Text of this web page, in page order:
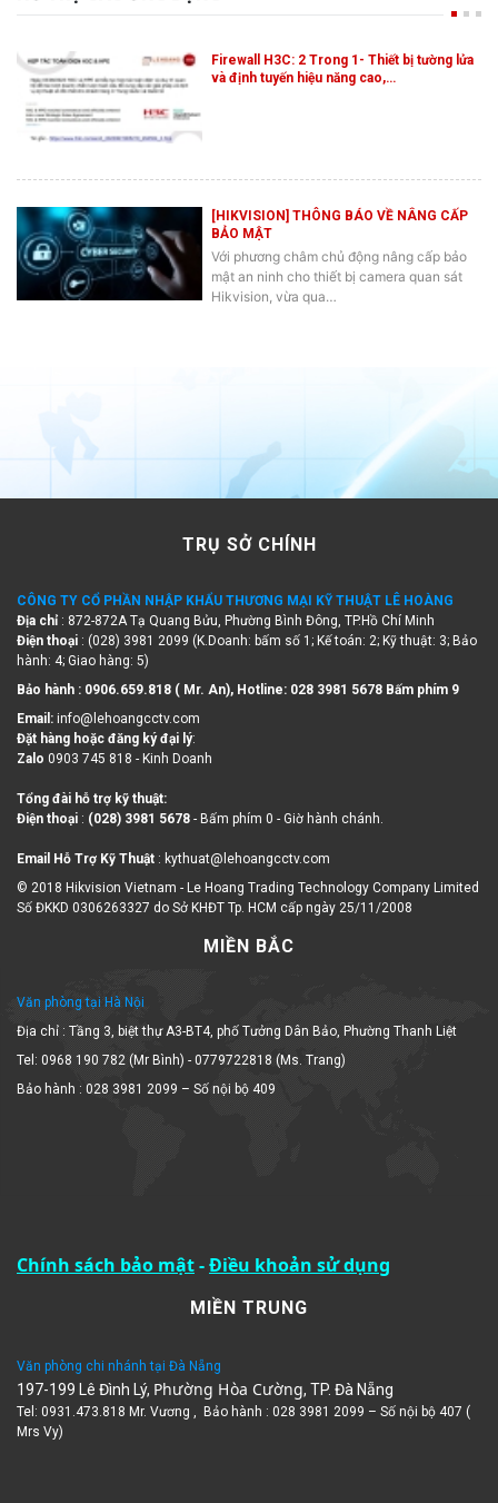
Firewall H3C: 2 Trong 1- Thiết bị tường lửa
và định tuyến hiệu năng cao,…
[HIKVISION] THÔNG BÁO VỀ NÂNG CẤP
BẢO MẬT
Với phương châm chủ động nâng cấp bảo
mật an ninh cho thiết bị camera quan sát
Hikvision, vừa qua…
TRỤ SỞ CHÍNH
CÔNG TY CỔ PHẦN NHẬP KHẨU THƯƠNG MẠI KỸ THUẬT LÊ HOÀNG
Địa chỉ : 872-872A Tạ Quang Bửu, Phường Bình Đông, TP.Hồ Chí Minh
Điện thoại : (028) 3981 2099 (K.Doanh: bấm số 1; Kế toán: 2; Kỹ thuật: 3; Bảo
hành: 4; Giao hàng: 5)
Bảo hành : 0906.659.818 ( Mr. An), Hotline: 028 3981 5678 Bấm phím 9
Email: info@lehoangcctv.com
Đặt hàng hoặc đăng ký đại lý:
Zalo 0903 745 818 - Kinh Doanh
Tổng đài hỗ trợ kỹ thuật:
Điện thoại : (028) 3981 5678 - Bấm phím 0 - Giờ hành chánh.
Email Hỗ Trợ Kỹ Thuật : kythuat@lehoangcctv.com
© 2018 Hikvision Vietnam - Le Hoang Trading Technology Company Limited
Số ĐKKD 0306263327 do Sở KHĐT Tp. HCM cấp ngày 25/11/2008
MIỀN BẮC
Văn phòng tại Hà Nội
Địa chỉ : Tầng 3, biệt thự A3-BT4, phố Tưởng Dân Bảo, Phường Thanh Liệt
Tel: 0968 190 782 (Mr Bình) - 0779722818 (Ms. Trang)
Bảo hành : 028 3981 2099 – Số nội bộ 409
Chính sách bảo mật-Điều khoản sử dụng
MIỀN TRUNG
Văn phòng chi nhánh tại Đà Nẵng
197-199 Lê Đình Lý, Phường Hòa Cường, TP. Đà Nẵng
Tel: 0931.473.818 Mr. Vương , Bảo hành : 028 3981 2099 – Số nội bộ 407 (
Mrs Vy)